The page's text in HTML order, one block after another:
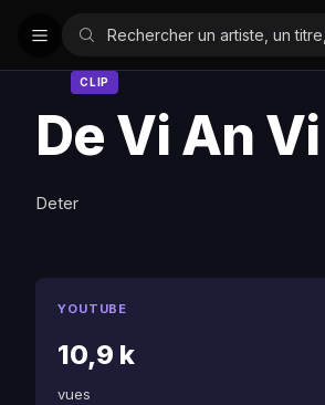
CLIP
De Vi An Vi
Deter
YOUTUBE
10,9 k
vues